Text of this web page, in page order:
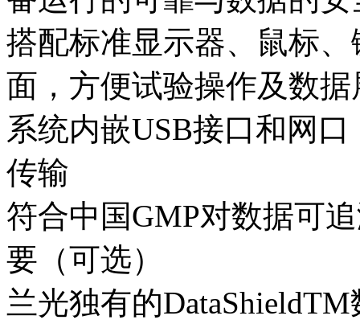
搭配标准显示器、鼠标
面，方便试验操作及数据
系统内嵌USB接口和网
传输
符合中国GMP对数据可
要（可选）
兰光独有的